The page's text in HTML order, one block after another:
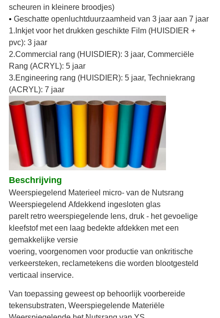
scheuren in kleinere broodjes)
• Geschatte openluchtduurzaamheid van 3 jaar aan 7 jaar
1.Inkjet voor het drukken geschikte Film (HUISDIER +
pvc): 3 jaar
2.Commercial rang (HUISDIER): 3 jaar, Commerciële
Rang (ACRYL): 5 jaar
3.Engineering rang (HUISDIER): 5 jaar, Techniekrang
(ACRYL): 7 jaar
Beschrijving
Weerspiegelend Materieel micro- van de Nutsrang
Weerspiegelend Afdekkend ingesloten glas
parelt retro weerspiegelende lens, druk - het gevoelige
kleefstof met een laag bedekte afdekken met een
gemakkelijke versie
voering, voorgenomen voor productie van onkritische
verkeersteken, reclametekens die worden blootgesteld
verticaal inservice.
Van toepassing geweest op behoorlijk voorbereide
tekensubstraten, Weerspiegelende Materiële